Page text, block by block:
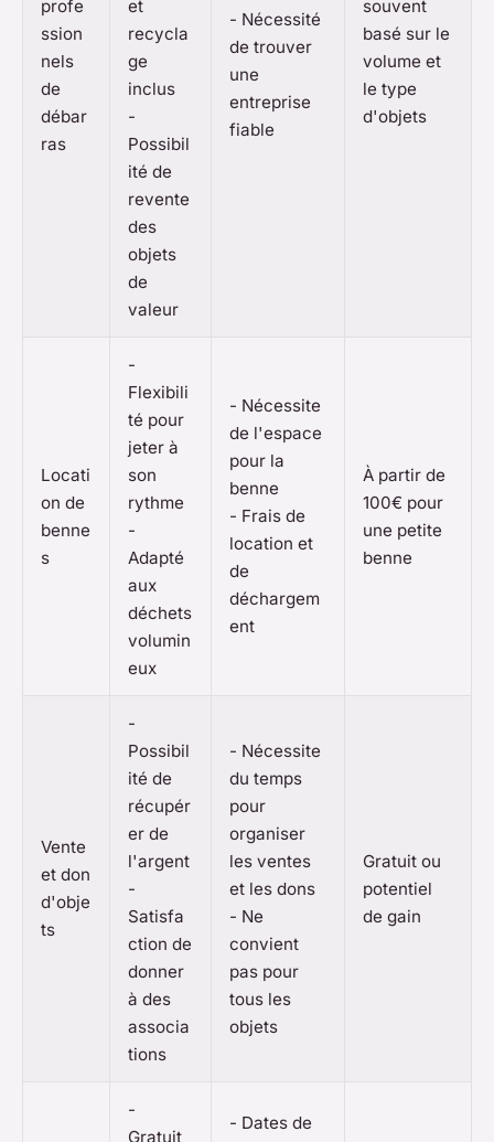
profe
ssion
nels
de
débar
ras
et
recycla
ge
inclus
-
Possibil
ité de
revente
des
objets
de
valeur
- Nécessité
de trouver
une
entreprise
fiable
souvent
basé sur le
volume et
le type
d'objets
Locati
on de
benne
s
-
Flexibili
té pour
jeter à
son
rythme
-
Adapté
aux
déchets
volumin
eux
- Nécessite
de l'espace
pour la
benne
- Frais de
location et
de
déchargem
ent
À partir de
100€ pour
une petite
benne
Vente
et don
d'obje
ts
-
Possibil
ité de
récupér
er de
l'argent
-
Satisfa
ction de
donner
à des
associa
tions
- Nécessite
du temps
pour
organiser
les ventes
et les dons
- Ne
convient
pas pour
tous les
objets
Gratuit ou
potentiel
de gain
-
Gratuit
- Dates de